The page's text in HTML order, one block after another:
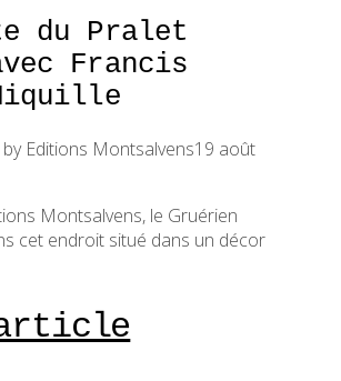
du Pralet
Francis
by Editions Montsalvens19 août
Montsalvens, le Gruérien
cet endroit situé dans un décor